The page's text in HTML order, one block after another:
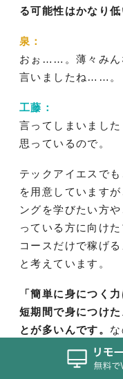
る可能性はかなり低
泉：
おぉ……。薄々みん
言いましたね……。
工藤：
言ってしまいまし
思っているので。
テックアイエスで
を用意しています
ングを学びたい方
っている方に向け
コースだけで稼げ
と考えています。
「簡単に身につく
短期間で身につけ
とが多いんです。
じっくりとプログ
ウまで、一生使え